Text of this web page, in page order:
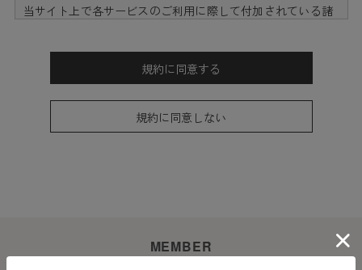
当サイト上で各サービスのご利用に際して付加されている諸
イトとリンクするサービスについては、当サイトのサポート
範囲外となる為、各リンク先の規約に従うものとします）
本規約の変更にご注意下さい
1. 当社は、会員の了承を得ることなく本規約を随時変更する
1. 本規約の変更のケース以外に当社が必要と判断した場合、
規約に同意しない
規約に同意する
MEMBER